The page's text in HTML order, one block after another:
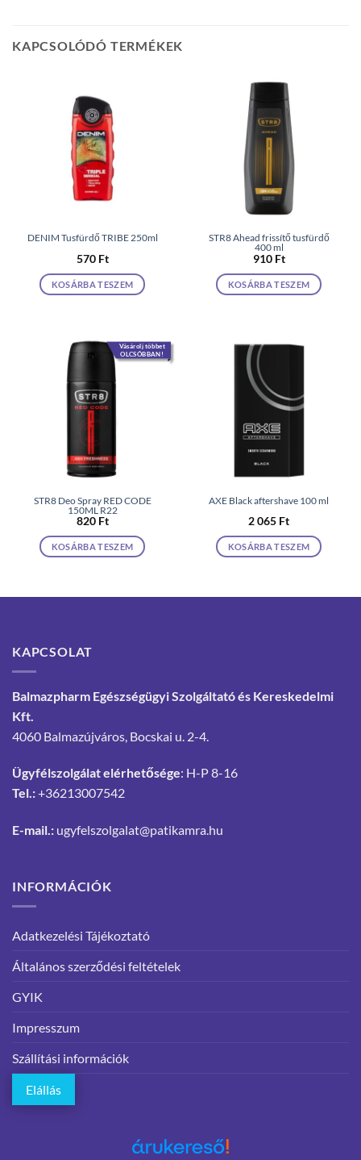
KAPCSOLÓDÓ TERMÉKEK
DENIM Tusfürdő TRIBE 250ml
570 Ft
KOSÁRBA TESZEM
STR8 Ahead frissítő tusfürdő
400 ml
910 Ft
KOSÁRBA TESZEM
Vásárolj többet
OLCSÓBBAN!
STR8 Deo Spray RED CODE
150ML R22
820 Ft
KOSÁRBA TESZEM
AXE Black aftershave 100 ml
2 065 Ft
KOSÁRBA TESZEM
KAPCSOLAT
Balmazpharm Egészségügyi Szolgáltató és Kereskedelmi
Kft.
4060 Balmazújváros, Bocskai u. 2-4.
Ügyfélszolgálat elérhetősége: H-P 8-16
Tel.:+36213007542
E-mail.: ugyfelszolgalat@patikamra.hu
INFORMÁCIÓK
Adatkezelési Tájékoztató
Általános szerződési feltételek
GYIK
Impresszum
Szállítási információk
Elállás